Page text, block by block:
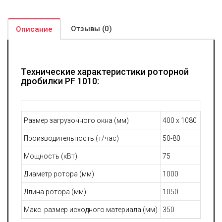
Описание Отзывы (0)
Технические характеристики роторной
дробилки PF 1010:
Размер загрузочного окна (мм) 400 х 1080
Производительность (т/час) 50-80
Мощность (кВт) 75
Диаметр ротора (мм) 1000
Длина ротора (мм) 1050
Макс. размер исходного материала (мм) 350